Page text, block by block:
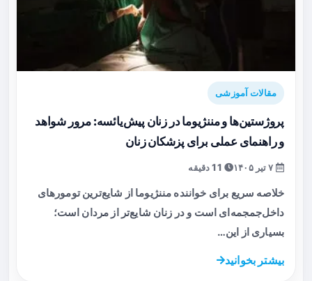
مقالات آموزشی
پروژستین‌ها و مننژیوما در زنان پیش‌یائسه: مرور شواهد
و راهنمای عملی برای پزشکان زنان
خلاصه سریع برای خواننده مننژیوما از شایع‌ترین تومورهای
داخل‌جمجمه‌ای است و در زنان شایع‌تر از مردان است؛
بسیاری از این…
بیشتر بخوانید